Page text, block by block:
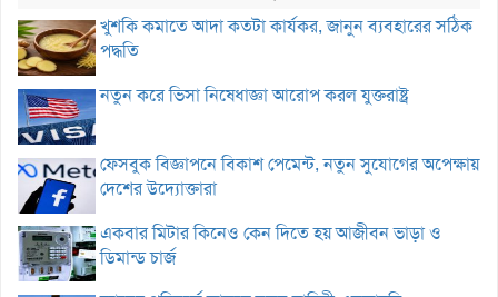
খুশকি কমাতে আদা কতটা কার্যকর, জানুন ব্যবহারের সঠিক
পদ্ধতি
নতুন করে ভিসা নিষেধাজ্ঞা আরোপ করল যুক্তরাষ্ট্র
ফেসবুক বিজ্ঞাপনে বিকাশ পেমেন্ট, নতুন সুযোগের অপেক্ষায়
দেশের উদ্যোক্তারা
একবার মিটার কিনেও কেন দিতে হয় আজীবন ভাড়া ও
ডিমান্ড চার্জ